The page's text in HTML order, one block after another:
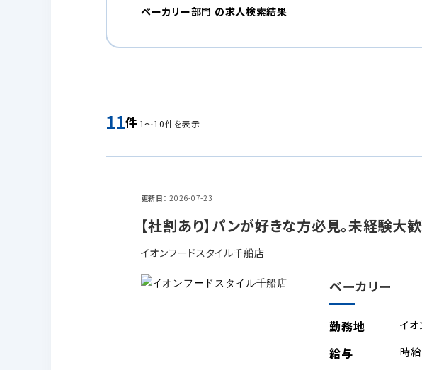
ベーカリー部門 の求人検索結果
11件 1～10件を表示
更新日 2026-07-23
【社割あり】パンが好きな方必見。未経験大
イオンフードスタイル千船店
ベーカリー
勤務地 イオ
給与 時